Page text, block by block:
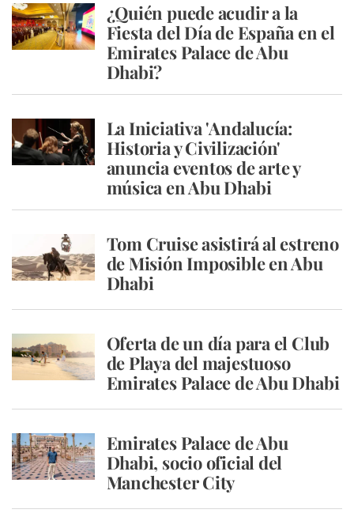
¿Quién puede acudir a la
Fiesta del Día de España en el
Emirates Palace de Abu
Dhabi?
La Iniciativa 'Andalucía:
Historia y Civilización'
anuncia eventos de arte y
música en Abu Dhabi
Tom Cruise asistirá al estreno
de Misión Imposible en Abu
Dhabi
Oferta de un día para el Club
de Playa del majestuoso
Emirates Palace de Abu Dhabi
Emirates Palace de Abu
Dhabi, socio oficial del
Manchester City